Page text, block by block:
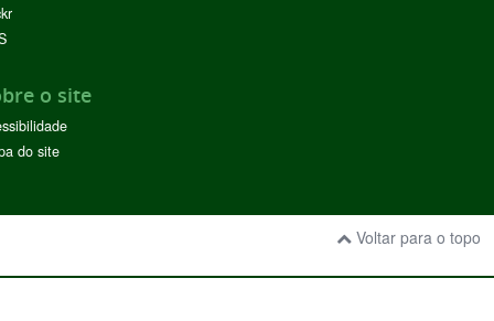
o site
do site
Voltar para o topo